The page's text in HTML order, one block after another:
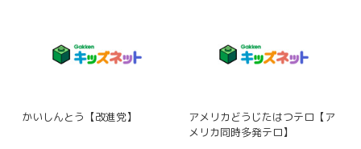
かいしんとう【改進党】
アメリカどうじたはつテロ【ア
メリカ同時多発テロ】